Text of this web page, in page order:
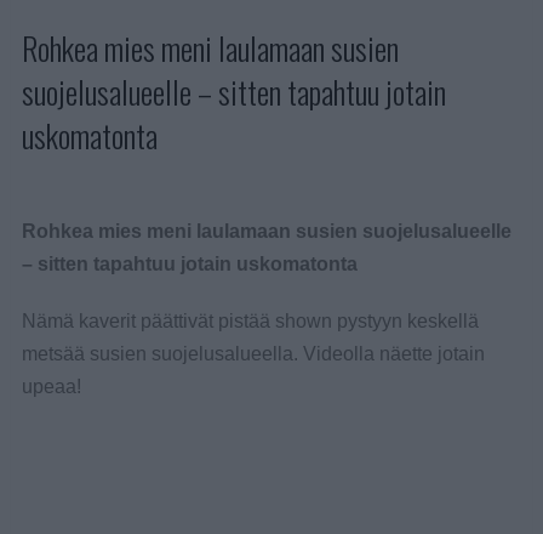
Rohkea mies meni laulamaan susien
suojelusalueelle – sitten tapahtuu jotain
uskomatonta
Rohkea mies meni laulamaan susien suojelusalueelle
– sitten tapahtuu jotain uskomatonta
Nämä kaverit päättivät pistää shown pystyyn keskellä
metsää susien suojelusalueella. Videolla näette jotain
upeaa!